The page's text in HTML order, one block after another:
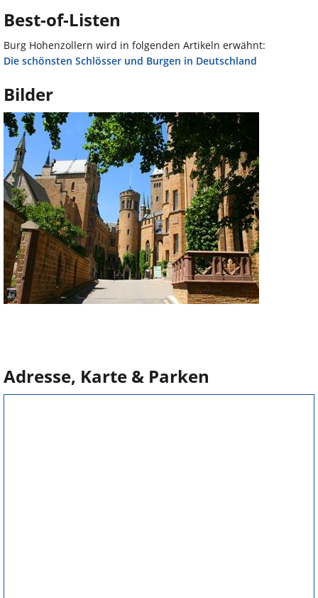
Best-of-Listen
Burg Hohenzollern wird in folgenden Artikeln erwähnt:
Die schönsten Schlösser und Burgen in Deutschland
Bilder
Adresse, Karte & Parken